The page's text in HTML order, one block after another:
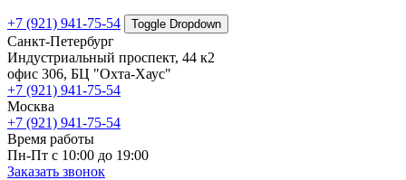
+7 (921) 941-75-54 Toggle Dropdown
Санкт-Петербург
Индустриальный проспект, 44 к2
офис 306, БЦ "Охта-Хаус"
+7 (921) 941-75-54
Москва
+7 (921) 941-75-54
Время работы
Пн-Пт с 10:00 до 19:00
Заказать звонок